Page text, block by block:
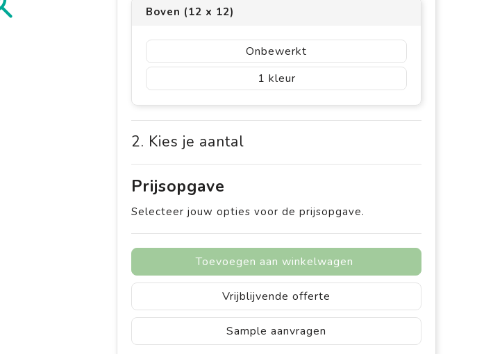
Boven (12 x 12)
Onbewerkt
1
2. Kies je aantal
Prijsopgave
Selecteer jouw opties voor de prijsopgave.
Toevoegen aan winkelwagen
Vrijblijvende offerte
Sample aanvragen